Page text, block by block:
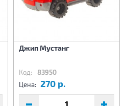
Джип Мустанг
Код: 83950
Цена: 270 р.